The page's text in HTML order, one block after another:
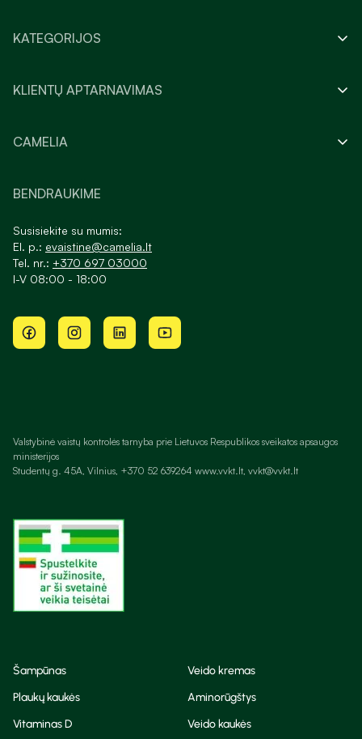
KATEGORIJOS
KLIENTŲ APTARNAVIMAS
CAMELIA
BENDRAUKIME
Susisiekite su mumis:
El. p.: evaistine@camelia.lt
Tel. nr.: +370 697 03000
I-V 08:00 - 18:00
Valstybinė vaistų kontrolės tarnyba prie Lietuvos Respublikos sveikatos apsaugos
ministerijos
Studentų g. 45A, Vilnius, +370 52 639264 www.vvkt.lt, vvkt@vvkt.lt
Šampūnas
Veido kremas
Plaukų kaukės
Aminorūgštys
Vitaminas D
Veido kaukės